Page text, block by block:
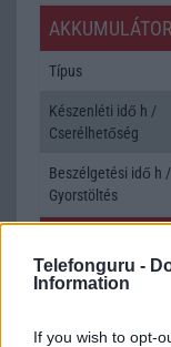
Telefonguru -
Information
If you wish to opt-
AKKUMULÁTOR
Típus
Készenléti idő h /
Cserélhetőség
Beszélgetési idő h /
Gyorstöltés
Java